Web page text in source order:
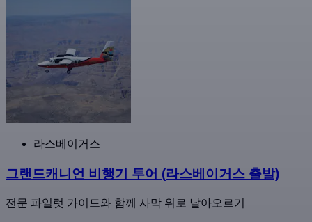
라스베이거스
그랜드캐니언 비행기 투어 (라스베이거스 출발)
전문 파일럿 가이드와 함께 사막 위로 날아오르기